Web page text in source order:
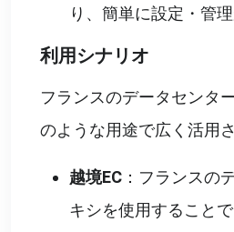
り、簡単に設定・管理
利用シナリオ
フランスのデータセンタ
のような用途で広く活用
越境EC ：フランスの
キシを使用すること